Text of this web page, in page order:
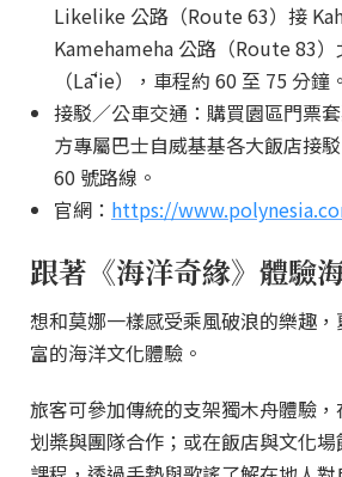
Likelike 公路（Route 63）接
Kamehameha 公路（Route 83）
（Lāʻie），車程約 60 至 75 分鐘。
接駁／公車交通：購買園區門票
方專屬巴士自威基基各大飯店接
60 號路線。
官網： https://
跟著《海洋奇緣》體驗
想和莫娜一樣感受乘風破浪的樂趣
富的海洋文化體驗。
旅客可參加傳統的支架獨木舟體驗
划槳與團隊合作；或在飯店與文化